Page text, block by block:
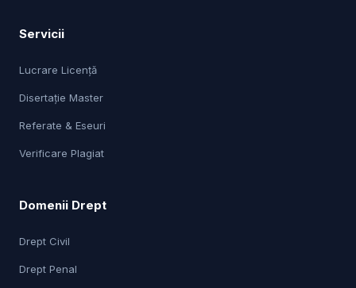
Servicii
Lucrare Licență
Disertație Master
Referate & Eseuri
Verificare Plagiat
Domenii Drept
Drept Civil
Drept Penal